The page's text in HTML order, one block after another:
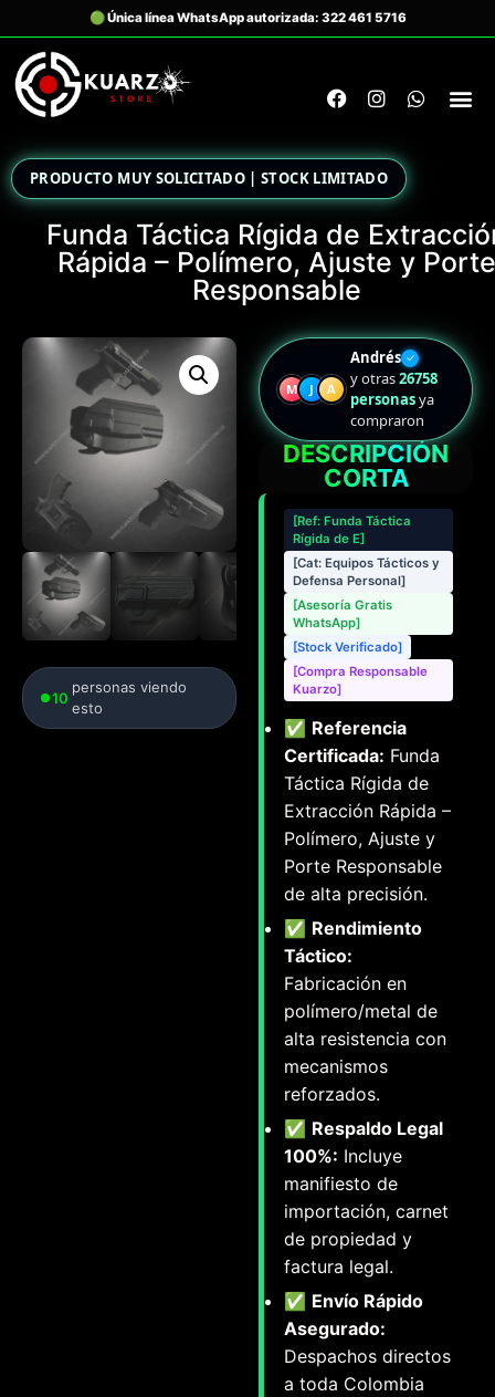
PRODUCTO MUY SOLICITADO | STOCK LIMITADO
Funda Táctica Rígida de
Rápida – Polímero, Ajuste y Porte
Responsable
10
personas viendo
esto
M J A
Andrés ✓
y otras26758
personasya
compraron
DESCRIPCIÓN
CORTA
[Ref: Funda Táctica
Rígida de E]
[Cat: Equipos Tácticos y
Defensa Personal]
[Asesoría Gratis
WhatsApp]
[Stock Verificado]
[Compra Responsable
Kuarzo]
✅ Referencia
Certificada: Funda
Táctica Rígida de
Extracción Rápida –
Polímero, Ajuste y
Porte Responsable
de alta precisión.
✅ Rendimiento
Táctico:
Fabricación en
polímero/metal de
alta resistencia con
mecanismos
reforzados.
✅ Respaldo Legal
100%: Incluye
manifiesto de
importación, carnet
de propiedad y
factura legal.
✅ Envío Rápido
Asegurado:
Despachos directos
a toda Colombia